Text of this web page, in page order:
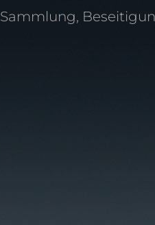
Sammlung,